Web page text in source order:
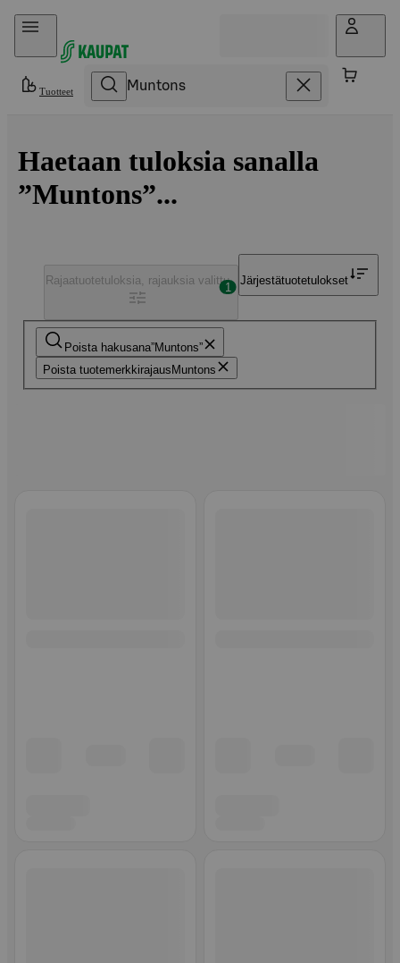
Hyppää sisältöön
Tuotteet
Haetaan tuloksia sanalla
”Muntons”...
Poista hakusana Muntons
Poista tuotemerkkirajaus Muntons
Rajaatuotetuloksia, rajauksia valittu
1
Järjestätuotetulokset